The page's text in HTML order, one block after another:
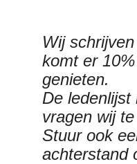
Wij
komt er
genieten.
De
vragen wij te
Stuur ook
achterstand